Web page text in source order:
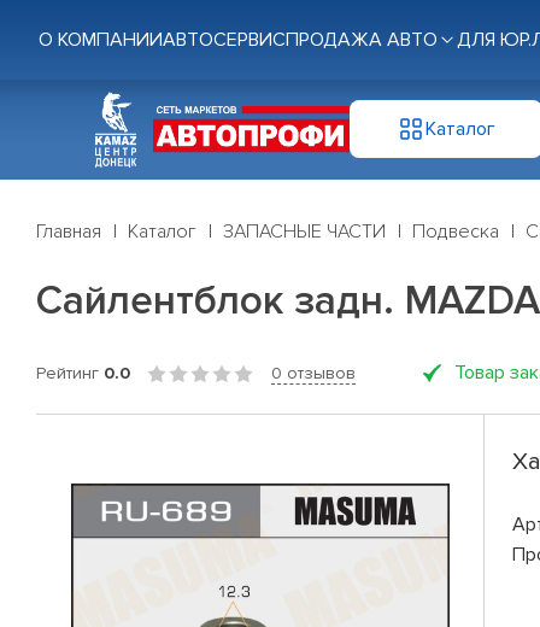
О КОМПАНИИАВТОСЕРВИСПРОДАЖА АВТО ДЛЯ
Каталог
Главная Каталог ЗАПАСНЫЕ ЧАСТИ Подвеска
Сайлентблок задн.
Рейтинг 0.0 0 отзывов Товар